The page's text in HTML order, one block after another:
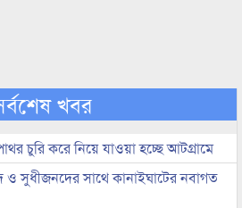
খবর
চুরি করে নিয়ে যাওয়া হচ্ছে আটগ্রামে
সুধীজনদের সাথে কানাইঘাটের নবাগত